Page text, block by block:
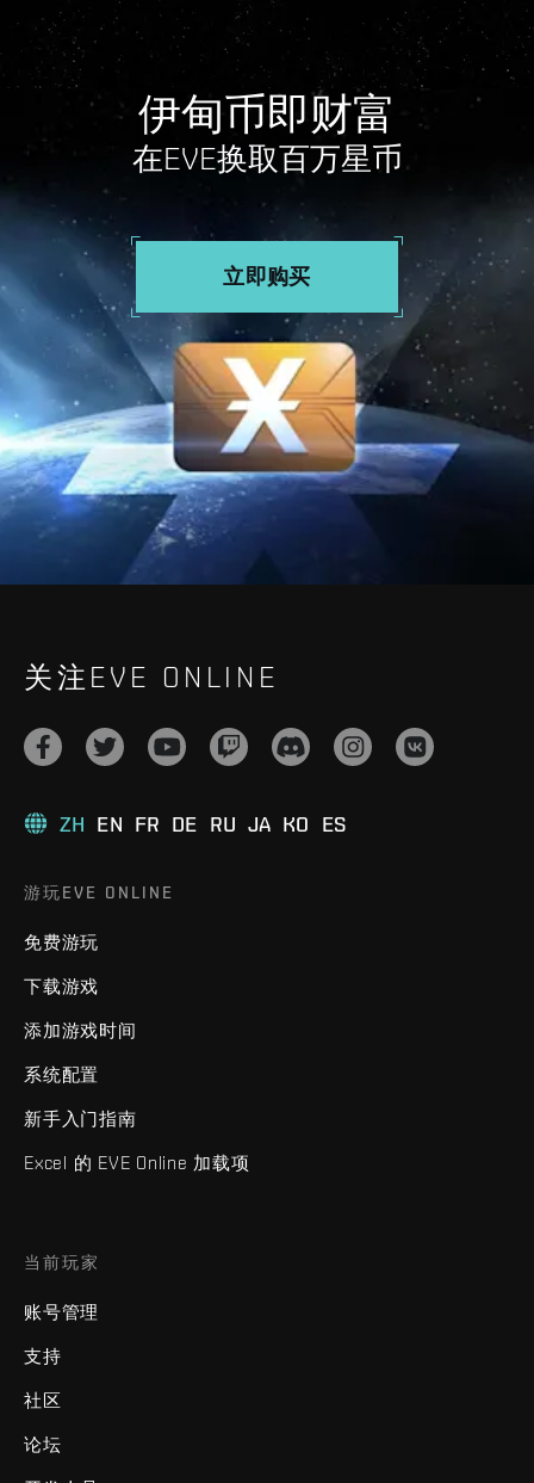
伊甸币即财富
在EVE换取百万星币
立即购买
关注EVE ONLINE
ZH EN FR DE RU JA KO ES
游玩EVE ONLINE
免费游玩
下载游戏
添加游戏时间
系统配置
新手入门指南
Excel 的 EVE Online 加载项
当前玩家
账号管理
支持
社区
论坛